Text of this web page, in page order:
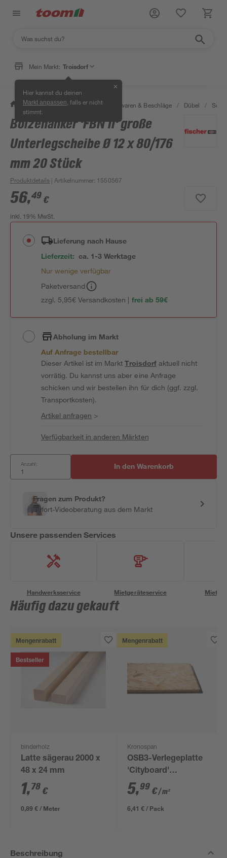
Mein Markt: Troisdorf
Hier kannst du deinen
Markt anpassen , falls er nicht
stimmt.
✕
/ Werkstatt & Maschinen / Eisenwaren & Beschläge / Dübel /
Bolzenanker 'FBN II' große
Unterlegscheibe Ø 12 x 80/176
mm 20 Stück
Produktdetails | Artikelnummer: 1550567
56,49 €
inkl. 19% MwSt.
Lieferung nach Hause
Lieferzeit: ca. 1-3 Werktage
Nur wenige verfügbar
Paketversand
zzgl. 5,95€ Versandkosten | frei ab 59€
Abholung im Markt
Auf Anfrage bestellbar
Dieser Artikel ist im MarktTroisdorfaktuell nicht
vorrätig. Du kannst uns aber eine Anfrage
schicken und wir bestellen ihn für dich (ggf. zzgl.
Transportkosten).
Artikel anfragen >
Verfügbarkeit in anderen Märkten
Anzahl: In den Warenkorb
Fragen zum Produkt?
Sofort-Videoberatung aus dem Markt
Unsere passenden Services
Handwerksservice Mietgeräteservice
Häufig dazu gekauft
Mengenrabatt
Bestseller
binderholz
Latte sägerau 2000 x
48 x 24 mm
1,78 €
0,89 € / Meter
Mengenrabatt
Kronospan
OSB3-Verlegeplatte
'Cityboard'
ungeschliffen 1690 x
634 x 12 mm
5,99 €/ m²
6,41 € / Pack
Beschreibung